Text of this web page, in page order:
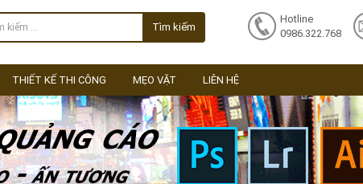
Tìm kiếm
Hotline
0986.322.768
THIẾT KẾ THI CÔNG MẸO VẶT LIÊN HỆ